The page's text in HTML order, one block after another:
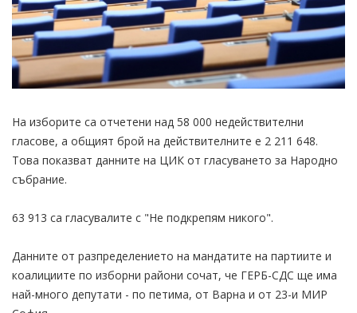
На изборите са отчетени над 58 000 недействителни
гласове, а общият брой на действителните е 2 211 648.
Това показват данните на ЦИК от гласуването за Народно
събрание.
63 913 са гласувалите с "Не подкрепям никого".
Данните от разпределението на мандатите на партиите и
коалициите по изборни райони сочат, че ГЕРБ-СДС ще има
най-много депутати - по петима, от Варна и от 23-и МИР